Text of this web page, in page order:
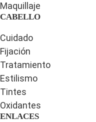
Maquillaje
CABELLO
Cuidado
Fijación
Tratamiento
Estilismo
Tintes
Oxidantes
ENLACES